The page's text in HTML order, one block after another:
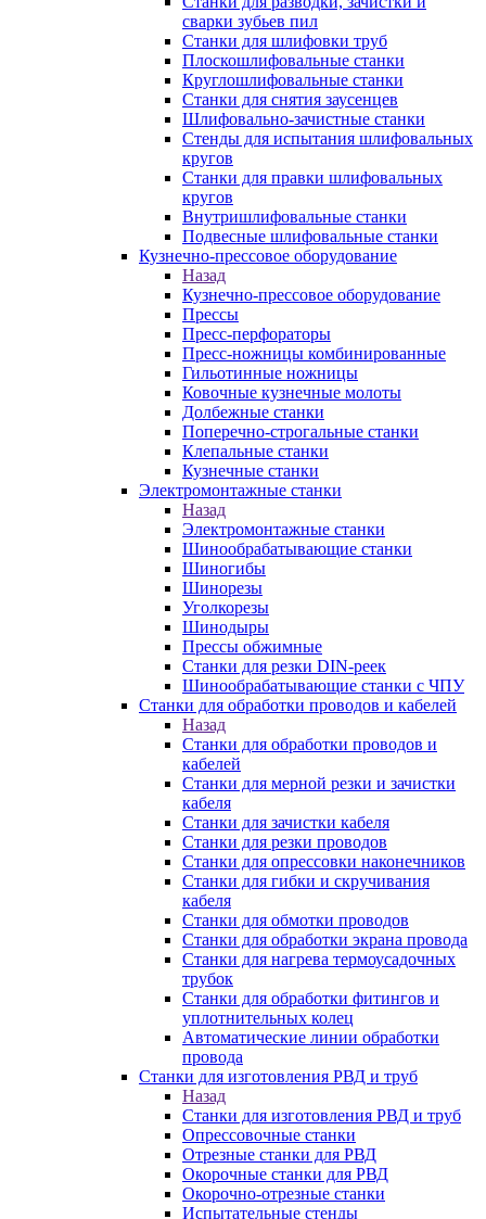
сварки зубьев пил
Станки для шлифовки труб
Плоскошлифовальные станки
Круглошлифовальные станки
Станки для снятия заусенцев
Шлифовально-зачистные станки
Стенды для испытания шлифовальных
кругов
Станки для правки шлифовальных
кругов
Внутришлифовальные станки
Подвесные шлифовальные станки
Кузнечно-прессовое оборудование
Назад
Кузнечно-прессовое оборудование
Прессы
Пресс-перфораторы
Пресс-ножницы комбинированные
Гильотинные ножницы
Ковочные кузнечные молоты
Долбежные станки
Поперечно-строгальные станки
Клепальные станки
Кузнечные станки
Электромонтажные станки
Назад
Электромонтажные станки
Шинообрабатывающие станки
Шиногибы
Шинорезы
Уголкорезы
Шинодыры
Прессы обжимные
Станки для резки DIN-реек
Шинообрабатывающие станки с ЧПУ
Станки для обработки проводов и кабелей
Назад
Станки для обработки проводов и
кабелей
Станки для мерной резки и зачистки
кабеля
Станки для зачистки кабеля
Станки для резки проводов
Станки для опрессовки наконечников
Станки для гибки и скручивания
кабеля
Станки для обмотки проводов
Станки для обработки экрана провода
Станки для нагрева термоусадочных
трубок
Станки для обработки фитингов и
уплотнительных колец
Автоматические линии обработки
провода
Станки для изготовления РВД и труб
Назад
Станки для изготовления РВД и труб
Опрессовочные станки
Отрезные станки для РВД
Окорочные станки для РВД
Окорочно-отрезные станки
Испытательные стенды